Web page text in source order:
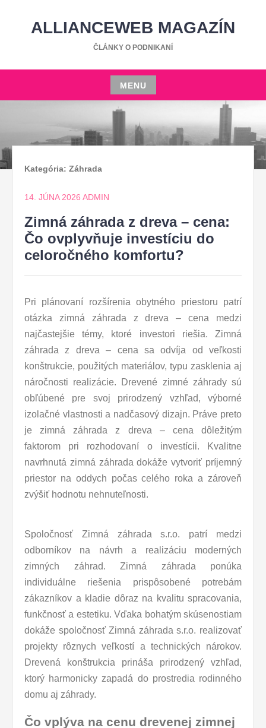
ALLIANCEWEB MAGAZÍN
ČLÁNKY O PODNIKANÍ
MENU
Skip
Kategória: Záhrada
14. JÚNA 2026 ADMIN
Zimná záhrada z dreva – cena:
Čo ovplyvňuje investíciu do
celoročného komfortu?
Pri plánovaní rozšírenia obytného priestoru patrí
otázka zimná záhrada z dreva – cena medzi
najčastejšie témy, ktoré investori riešia. Zimná
záhrada z dreva – cena sa odvíja od veľkosti
konštrukcie, použitých materiálov, typu zasklenia aj
náročnosti realizácie. Drevené zimné záhrady sú
obľúbené pre svoj prirodzený vzhľad, výborné
izolačné vlastnosti a nadčasový dizajn. Práve preto
je zimná záhrada z dreva – cena dôležitým
faktorom pri rozhodovaní o investícii. Kvalitne
navrhnutá zimná záhrada dokáže vytvoriť príjemný
priestor na oddych počas celého roka a zároveň
zvýšiť hodnotu nehnuteľnosti.
Spoločnosť Zimná záhrada s.r.o. patrí medzi
odborníkov na návrh a realizáciu moderných
zimných záhrad. Zimná záhrada ponúka
individuálne riešenia prispôsobené potrebám
zákazníkov a kladie dôraz na kvalitu spracovania,
funkčnosť a estetiku. Vďaka bohatým skúsenostiam
dokáže spoločnosť Zimná záhrada s.r.o. realizovať
projekty rôznych veľkostí a technických nárokov.
Drevená konštrukcia prináša prirodzený vzhľad,
ktorý harmonicky zapadá do prostredia rodinného
domu aj záhrady.
Čo vplýva na cenu drevenej zimnej